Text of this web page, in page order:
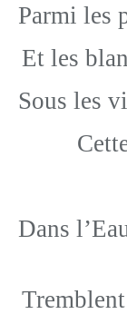
Parmi les
Et les
Sous les
Dans